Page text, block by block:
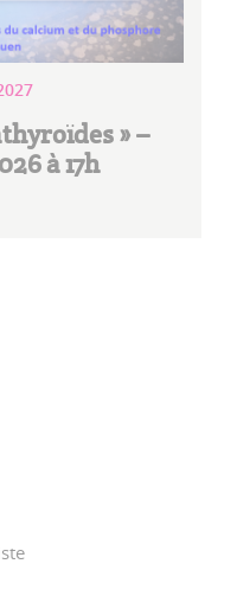
» –
à 17h